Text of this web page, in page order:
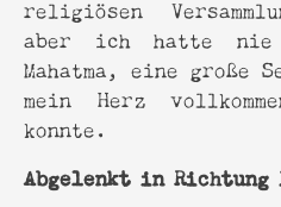
religiösen
aber ich hatte nie
Mahatma, eine große
mein Herz
konnte.
Abgelenkt in